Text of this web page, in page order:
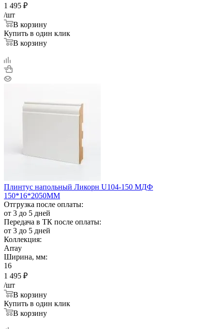
1 495 ₽
/шт
В корзину
Купить в один клик
В корзину
Плинтус напольный Ликорн U104-150 МДФ
150*16*2050ММ
Отгрузка после оплаты:
от 3 до 5 дней
Передача в ТК после оплаты:
от 3 до 5 дней
Коллекция:
Array
Ширина, мм:
16
1 495 ₽
/шт
В корзину
Купить в один клик
В корзину